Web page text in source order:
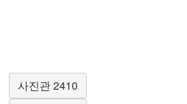
사진관 2410